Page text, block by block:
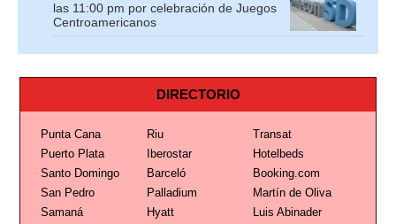
las 11:00 pm por celebración de Juegos
Centroamericanos
DIRECTORIO
Punta Cana Riu
Transat
Puerto Plata
Iberostar
Hotelbeds
Santo Domingo
Barceló
Booking.com
San Pedro
Palladium
Martín de Oliva
Samaná
Hyatt
Luis Abinader